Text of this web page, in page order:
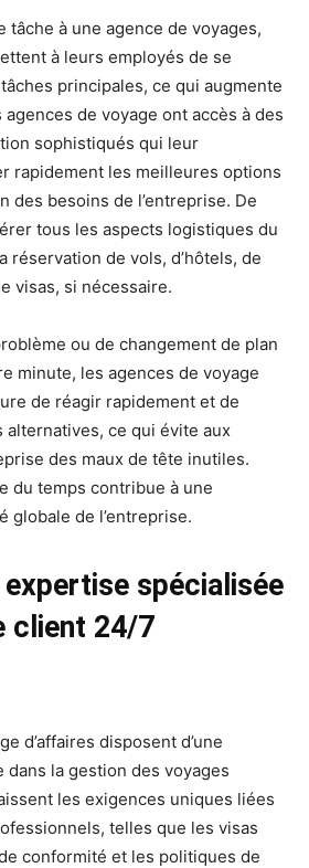
tâche à une agence de voyages,
à leurs employés de se
principales, ce qui augmente
de voyage ont accès à des
sophistiqués qui leur
rapidement les meilleures options
des besoins de l’entreprise. De
tous les aspects logistiques du
réservation de vols, d’hôtels, de
visas, si nécessaire.
ou de changement de plan
minute, les agences de voyage
de réagir rapidement et de
ce qui évite aux
des maux de tête inutiles.
du temps contribue à une
globale de l’entreprise.
spécialisée
client 24/7
d’affaires disposent d’une
la gestion des voyages
les exigences uniques liées
telles que les visas
conformité et les politiques de